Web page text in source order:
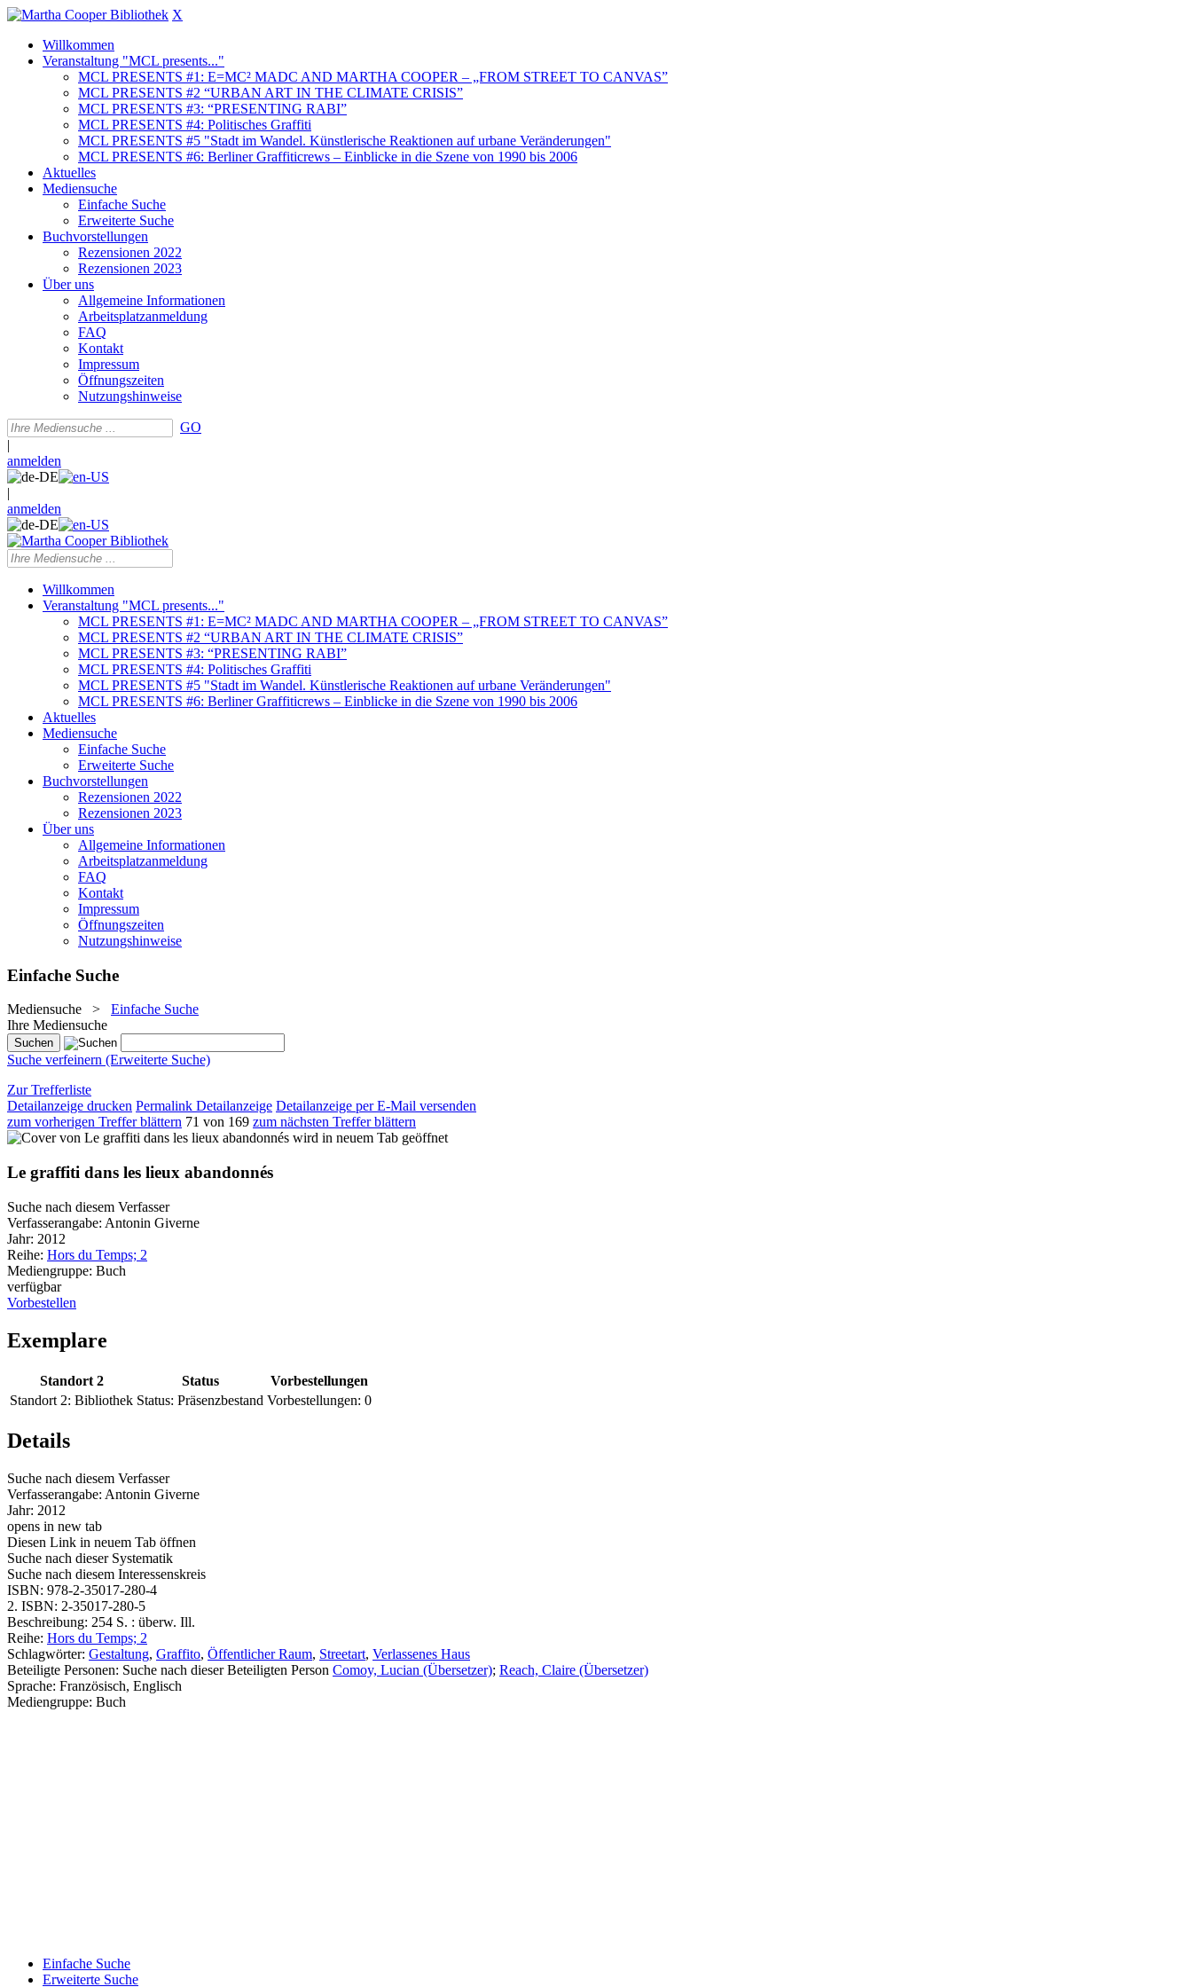
X
Willkommen
Veranstaltung "MCL presents..."
MCL PRESENTS #1: E=MC² MADC AND MARTHA COOPER – „FROM STREET TO CANVAS”
MCL PRESENTS #2 “URBAN ART IN THE CLIMATE CRISIS”
MCL PRESENTS #3: “PRESENTING RABI”
MCL PRESENTS #4: Politisches Graffiti
MCL PRESENTS #5 "Stadt im Wandel. Künstlerische Reaktionen auf urbane Veränderungen"
MCL PRESENTS #6: Berliner Graffiticrews – Einblicke in die Szene von 1990 bis 2006
Aktuelles
Mediensuche
Einfache Suche
Erweiterte Suche
Buchvorstellungen
Rezensionen 2022
Rezensionen 2023
Über uns
Allgemeine Informationen
Arbeitsplatzanmeldung
FAQ
Kontakt
Impressum
Öffnungszeiten
Nutzungshinweise
GO
|
anmelden
|
anmelden
Willkommen
Veranstaltung "MCL presents..."
MCL PRESENTS #1: E=MC² MADC AND MARTHA COOPER – „FROM STREET TO CANVAS”
MCL PRESENTS #2 “URBAN ART IN THE CLIMATE CRISIS”
MCL PRESENTS #3: “PRESENTING RABI”
MCL PRESENTS #4: Politisches Graffiti
MCL PRESENTS #5 "Stadt im Wandel. Künstlerische Reaktionen auf urbane Veränderungen"
MCL PRESENTS #6: Berliner Graffiticrews – Einblicke in die Szene von 1990 bis 2006
Aktuelles
Mediensuche
Einfache Suche
Erweiterte Suche
Buchvorstellungen
Rezensionen 2022
Rezensionen 2023
Über uns
Allgemeine Informationen
Arbeitsplatzanmeldung
FAQ
Kontakt
Impressum
Öffnungszeiten
Nutzungshinweise
Einfache Suche
Mediensuche > Einfache Suche
Ihre Mediensuche
Suche verfeinern (Erweiterte Suche)
Zur Trefferliste
Detailanzeige drucken Permalink Detailanzeige Detailanzeige per E-Mail versenden
zum vorherigen Treffer blättern 71 von 169 zum nächsten Treffer blättern
wird in neuem Tab geöffnet
Le graffiti dans les lieux abandonnés
Suche nach diesem Verfasser
Verfasserangabe: Antonin Giverne
Jahr: 2012
Reihe: Hors du Temps; 2
Mediengruppe: Buch
verfügbar
Vorbestellen
Exemplare
Standort 2 Status
Vorbestellungen
Standort 2: Bibliothek Status: Präsenzbestand Vorbestellungen: 0
Details
Suche nach diesem Verfasser
Verfasserangabe: Antonin Giverne
Jahr: 2012
opens in new tab
Diesen Link in neuem Tab öffnen
Suche nach dieser Systematik
Suche nach diesem Interessenskreis
ISBN: 978-2-35017-280-4
2. ISBN: 2-35017-280-5
Beschreibung: 254 S. : überw. Ill.
Reihe: Hors du Temps; 2
Schlagwörter: Gestaltung, Graffito, Öffentlicher Raum, Streetart, Verlassenes Haus
Beteiligte Personen: Suche nach dieser Beteiligten Person Comoy, Lucian (Übersetzer); Reach, Claire (Übersetzer)
Sprache: Französisch, Englisch
Mediengruppe: Buch
Einfache Suche
Erweiterte Suche